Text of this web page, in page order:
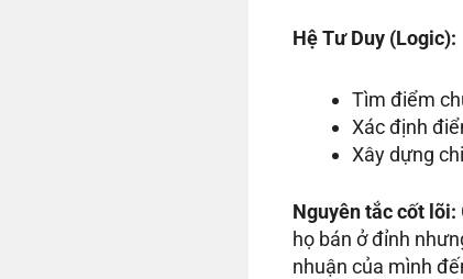
Hệ Tư Duy (Logic):
Tìm điểm
Xác định
Xây dựng
Nguyên tắc cốt lõi:
họ bán ở đỉnh
nhuận của mình